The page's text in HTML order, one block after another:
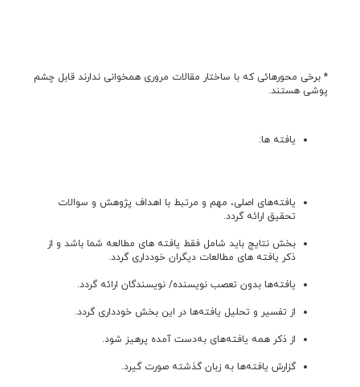
* برخی محورهائی که با ساختار مقالات مروری همخوانی ندارند قابل چشم
پوشی هستند.
یافته ها:
یافته‌های اصلی، مهم و مرتبط با اهداف پژوهش و سوالات
تحقیق ارائه گردد.
بخش نتایج باید شامل فقط یافته های مطالعه شما باشد و از
ذکر یافته های مطالعات دیگران خودداری گردد.
یافته‌ها بدون تعصب نویسنده/ نویسندگان ارائه گردد.
از تفسیر و تحلیل یافته‌ها در این بخش خودداری گردد.
از ذکر همه يافته‌های به‌دست آمده پرهيز شود.
گزارش یافته‌ها به زبان گذشته صورت گیرد.